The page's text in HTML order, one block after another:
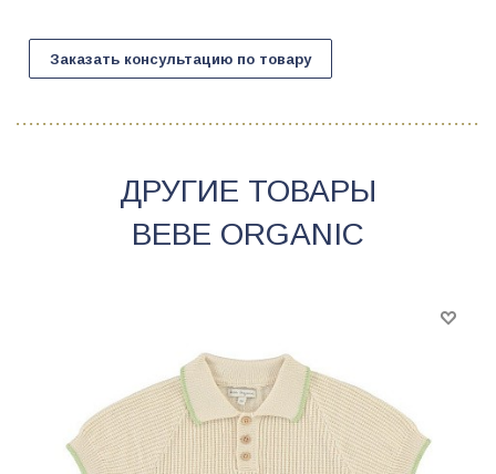
Заказать консультацию по товару
ДРУГИЕ ТОВАРЫ
BEBE ORGANIC